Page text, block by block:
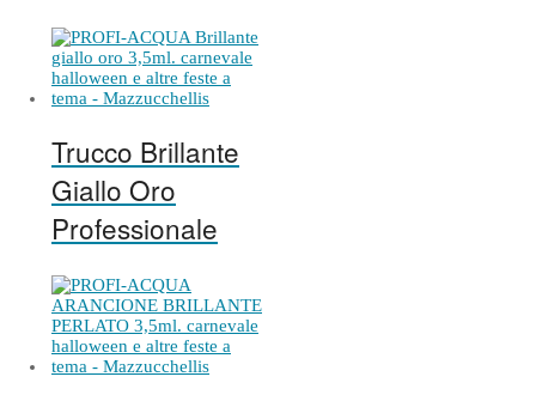
Trucco Brillante
Giallo Oro
Professionale